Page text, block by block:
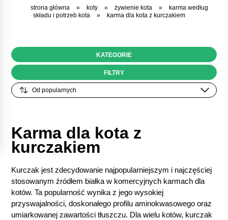
strona główna » koty » żywienie kota »
karma według
składu i potrzeb kota
» karma dla kota z kurczakiem
KATEGORIE
FILTRY
Karma dla kota z
kurczakiem
Kurczak jest zdecydowanie najpopularniejszym i najczęściej
stosowanym źródłem białka w komercyjnych karmach dla
kotów. Ta popularność wynika z jego wysokiej
przyswajalności, doskonałego profilu aminokwasowego oraz
umiarkowanej zawartości tłuszczu. Dla wielu kotów, kurczak